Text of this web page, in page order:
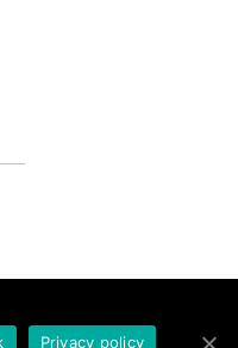
Privacy policy